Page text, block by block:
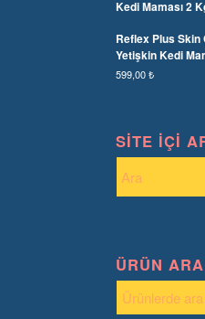
Kedi Maması 2
Reflex Plus Skin
Yetişkin Kedi
599,00₺
SITE İÇI
ÜRÜN ARA